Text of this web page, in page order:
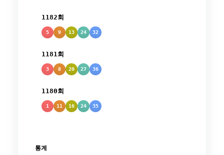
1182회
5 9 13 24 32
1181회
3 8 20 27 36
1180회
1 11 16 24 35
통계